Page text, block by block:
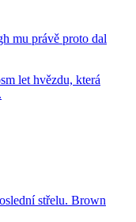
mu právě proto dal
let hvězdu, která
střelu. Brown